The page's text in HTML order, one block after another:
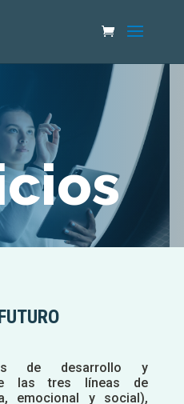
de desarrollo y
las tres líneas de
emocional y social),